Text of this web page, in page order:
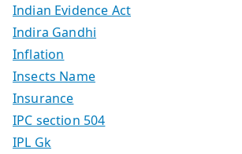
Indian Evidence Act
Indira Gandhi
Inflation
Insects Name
Insurance
IPC section 504
IPL Gk